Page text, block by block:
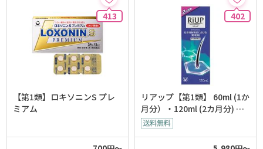
413
【第1類】ロキソニンS プレ
ミアム
402
リアップ【第1類】 60ml (1か
月分）・120ml (2カ月分) 各
種